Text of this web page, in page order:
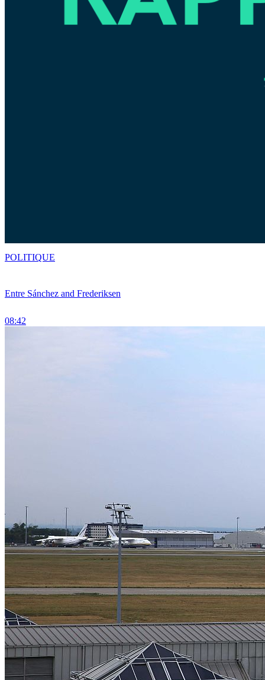
Entre Sánchez and Frederiksen
08:42
POLITIQUE